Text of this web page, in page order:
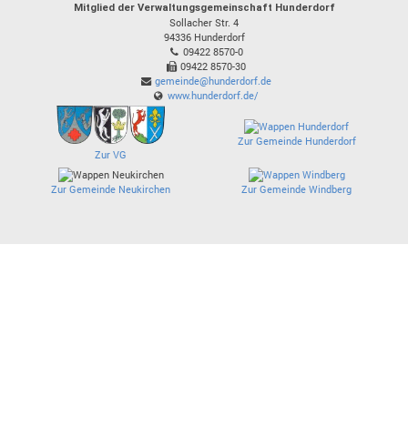
Mitglied der Verwaltungsgemeinschaft Hunderdorf
Sollacher Str. 4
94336 Hunderdorf
09422 8570-0
09422 8570-30
gemeinde@hunderdorf.de
www.hunderdorf.de/
Zur VG
Zur Gemeinde Hunderdorf
Zur Gemeinde Neukirchen Zur Gemeinde Windberg